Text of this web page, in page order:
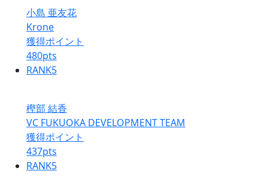
小島 亜友花
Krone
獲得ポイント
480pts
RANK5
樫部 結香
VC FUKUOKA DEVELOPMENT TEAM
獲得ポイント
437pts
RANK5